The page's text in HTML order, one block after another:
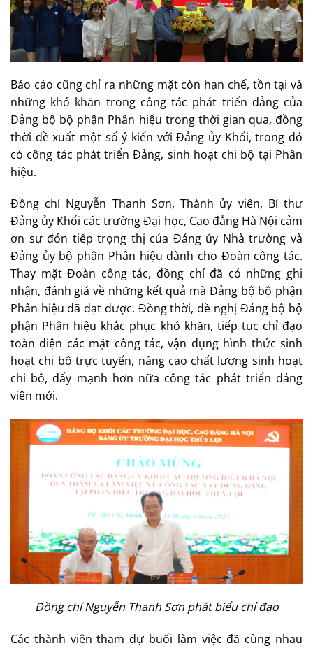
Báo cáo cũng chỉ ra những mặt còn hạn chế, tồn tại và
những khó khăn trong công tác phát triển đảng của
Đảng bộ bộ phận Phân hiệu trong thời gian qua, đồng
thời đề xuất một số ý kiến với Đảng ủy Khối, trong đó
có công tác phát triển Đảng, sinh hoạt chi bộ tại Phân
hiệu.
Đồng chí Nguyễn Thanh Sơn, Thành ủy viên, Bí thư
Đảng ủy Khối các trường Đại học, Cao đẳng Hà Nội cảm
ơn sự đón tiếp trọng thị của Đảng ủy Nhà trường và
Đảng ủy bộ phận Phân hiệu dành cho Đoàn công tác.
Thay mặt Đoàn công tác, đồng chí đã có những ghi
nhận, đánh giá về những kết quả mà Đảng bộ bộ phận
Phân hiệu đã đạt được. Đồng thời, đề nghị Đảng bộ bộ
phận Phân hiệu khắc phục khó khăn, tiếp tục chỉ đạo
toàn diện các mặt công tác, vận dụng hình thức sinh
hoạt chi bộ trực tuyến, nâng cao chất lượng sinh hoạt
chi bộ, đẩy mạnh hơn nữa công tác phát triển đảng
viên mới.
Đồng chí Nguyễn Thanh Sơn phát biểu chỉ đạo
Các thành viên tham dự buổi làm việc đã cùng nhau